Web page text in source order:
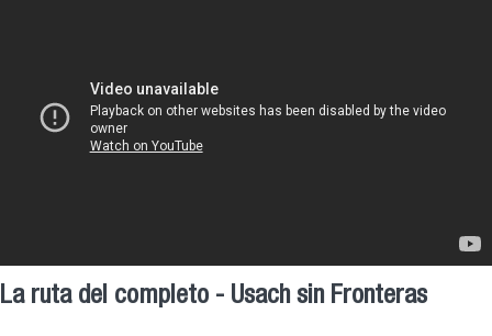
La ruta del completo - Usach sin Fronteras